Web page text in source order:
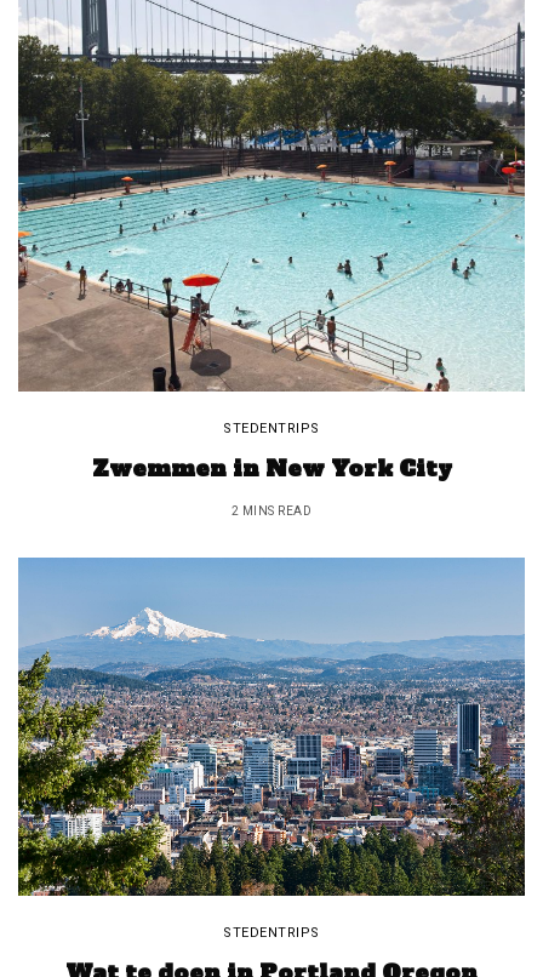
STEDENTRIPS
Zwemmen in New York City
2 MINS READ
STEDENTRIPS